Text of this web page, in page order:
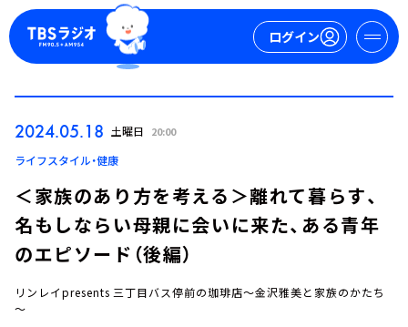
ログイン
ログイン
2024.05.18 土曜日 20:00
ライフスタイル・健康
＜家族のあり方を考える＞離れて暮らす、
名もしならい母親に会いに来た、ある青年
のエピソード（後編）
リンレイpresents 三丁目バス停前の珈琲店～金沢雅美と家族のかたち
～